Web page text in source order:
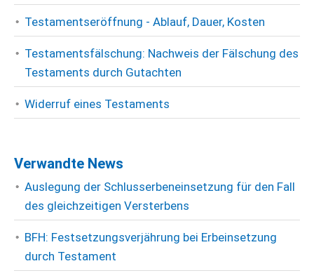
Testamentseröffnung - Ablauf, Dauer, Kosten
Testamentsfälschung: Nachweis der Fälschung des
Testaments durch Gutachten
Widerruf eines Testaments
Verwandte News
Auslegung der Schlusserbeneinsetzung für den Fall
des gleichzeitigen Versterbens
BFH: Festsetzungsverjährung bei Erbeinsetzung
durch Testament